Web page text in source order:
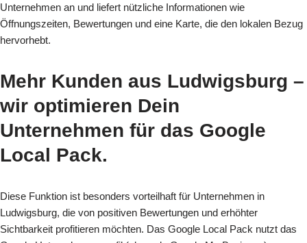
Unternehmen an und liefert nützliche Informationen wie
Öffnungszeiten, Bewertungen und eine Karte, die den lokalen Bezug
hervorhebt.
Mehr Kunden aus Ludwigsburg –
wir optimieren Dein
Unternehmen für das Google
Local Pack.
Diese Funktion ist besonders vorteilhaft für Unternehmen in
Ludwigsburg, die von positiven Bewertungen und erhöhter
Sichtbarkeit profitieren möchten. Das Google Local Pack nutzt das